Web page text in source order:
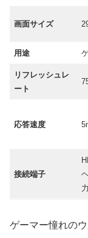
画面サイズ
用途
リフレッシュレ
ート
応答速度
接続端子
力
ゲーマー憧れの